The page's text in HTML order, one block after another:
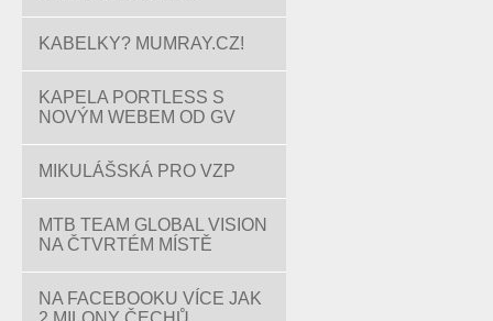
KABELKY? MUMRAY.CZ!
KAPELA PORTLESS S
NOVÝM WEBEM OD GV
MIKULÁŠSKÁ PRO VZP
MTB TEAM GLOBAL VISION
NA ČTVRTÉM MÍSTĚ
NA FACEBOOKU VÍCE JAK